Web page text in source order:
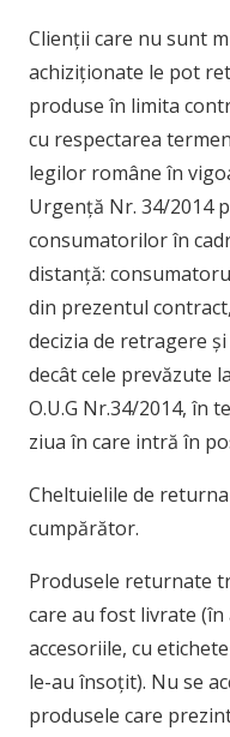
Clienții care nu sunt
achiziționate le pot
produse în limita
cu respectarea
legilor române în
Urgență Nr. 34/2014
consumatorilor în
distanță:
din prezentul
decizia de retragere
decât cele prevăzute
O.U.G Nr.34/2014, în
ziua în care intră în
Cheltuielile de
cumpărător.
Produsele returnate
care au fost livrate
accesoriile, cu
le-au însoțit). Nu se
produsele care